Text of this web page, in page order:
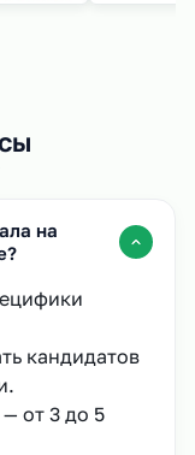
на
кандидатов
от 3 до 5